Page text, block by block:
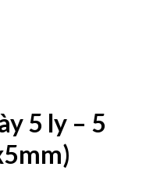
5 ly – 5